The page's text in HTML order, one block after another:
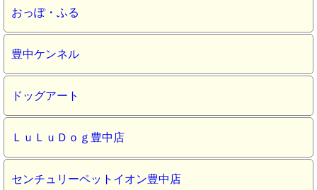
おっぽ・ふる
豊中ケンネル
ドッグアート
ＬｕＬｕＤｏｇ豊中店
センチュリーペットイオン豊中店